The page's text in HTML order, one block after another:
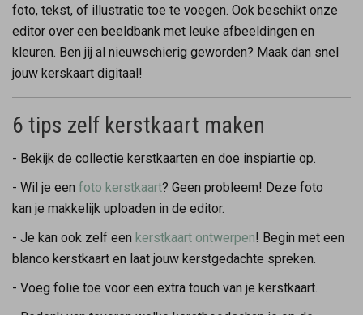
foto, tekst, of illustratie toe te voegen. Ook beschikt onze
editor over een beeldbank met leuke afbeeldingen en
kleuren. Ben jij al nieuwschierig geworden? Maak dan snel
jouw kerskaart digitaal!
6 tips zelf kerstkaart maken
- Bekijk de collectie kerstkaarten en doe inspiartie op.
- Wil je een foto kerstkaart? Geen probleem! Deze foto
kan je makkelijk uploaden in de editor.
- Je kan ook zelf een kerstkaart ontwerpen! Begin met een
blanco kerstkaart en laat jouw kerstgedachte spreken.
- Voeg folie toe voor een extra touch van je kerstkaart.